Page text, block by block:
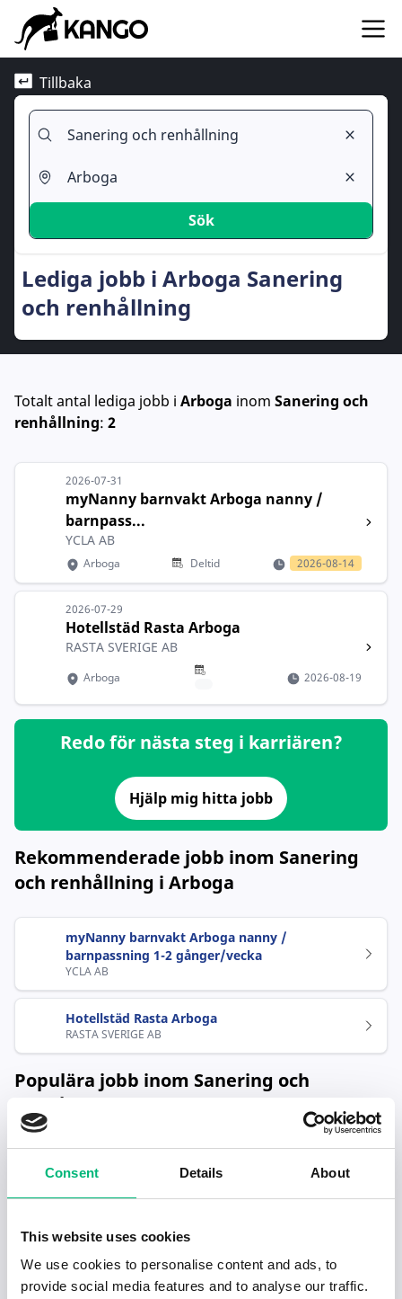
Consent Details About
This website uses cookies
We use cookies to personalise content and ads, to
provide social media features and to analyse our traffic.
Tillbaka
Sök
Lediga jobb i Arboga Sanering
och renhållning
Totalt antal lediga jobb i Arboga inom Sanering och
renhållning: 2
2026-07-31
myNanny barnvakt Arboga nanny /
barnpass...
YCLA AB
Arboga Deltid 2026-08-14
2026-07-29
Hotellstäd Rasta Arboga
RASTA SVERIGE AB
Arboga 2026-08-19
Redo för nästa steg i karriären?
Hjälp mig hitta jobb
Rekommenderade jobb inom Sanering
och renhållning i Arboga
myNanny barnvakt Arboga nanny /
barnpassning 1-2 gånger/vecka
YCLA AB
Hotellstäd Rasta Arboga
RASTA SVERIGE AB
Populära jobb inom Sanering och
renhållning i Arboga
barnpassning 1-2 gånger/vecka
YCLA AB
Hotellstäd Rasta Arboga
RASTA SVERIGE AB